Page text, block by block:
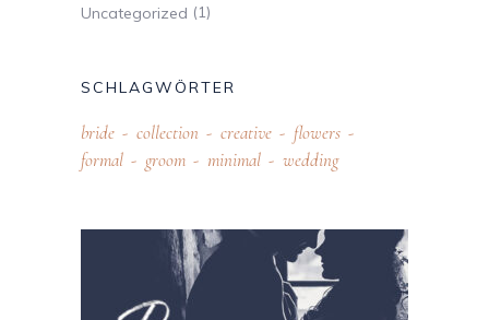
Uncategorized (1)
SCHLAGWÖRTER
bride collection creative
flowers
formal
groom minimal wedding